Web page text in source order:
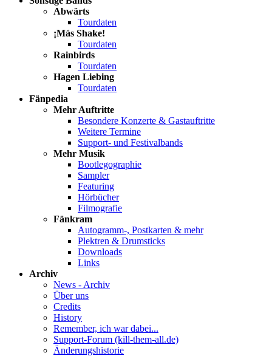
Abwärts
Tourdaten
¡Más Shake!
Tourdaten
Rainbirds
Tourdaten
Hagen Liebing
Tourdaten
Fänpedia
Mehr Auftritte
Besondere Konzerte & Gastauftritte
Weitere Termine
Support- und Festivalbands
Mehr Musik
Bootlegographie
Sampler
Featuring
Hörbücher
Filmografie
Fänkram
Autogramm-, Postkarten & mehr
Plektren & Drumsticks
Downloads
Links
Archiv
News - Archiv
Über uns
Credits
History
Remember, ich war dabei...
Support-Forum (kill-them-all.de)
Änderungshistorie